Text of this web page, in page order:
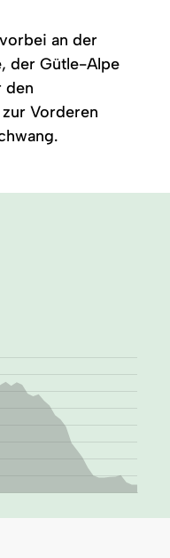
an der
der Gütle-Alpe
den
Vorderen